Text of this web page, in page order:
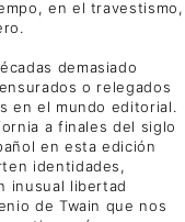
en el travestismo,
demasiado
o relegados
en el mundo editorial.
a finales del siglo
en esta edición
identidades,
inusual libertad
de Twain que nos